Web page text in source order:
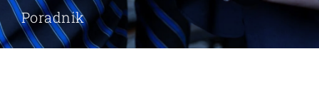
Poradnik